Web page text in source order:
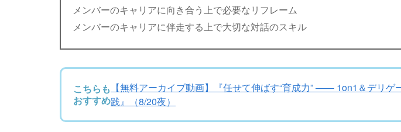
メンバーのキャリアに向き合う上で必要なリフレーム
メンバーのキャリアに伴走する上で大切な対話のスキル
こちらも
おすすめ
【無料アーカイブ動画】『任せて伸ばす“育成力” —— 1on1＆デリゲ
践』（8/20夜）